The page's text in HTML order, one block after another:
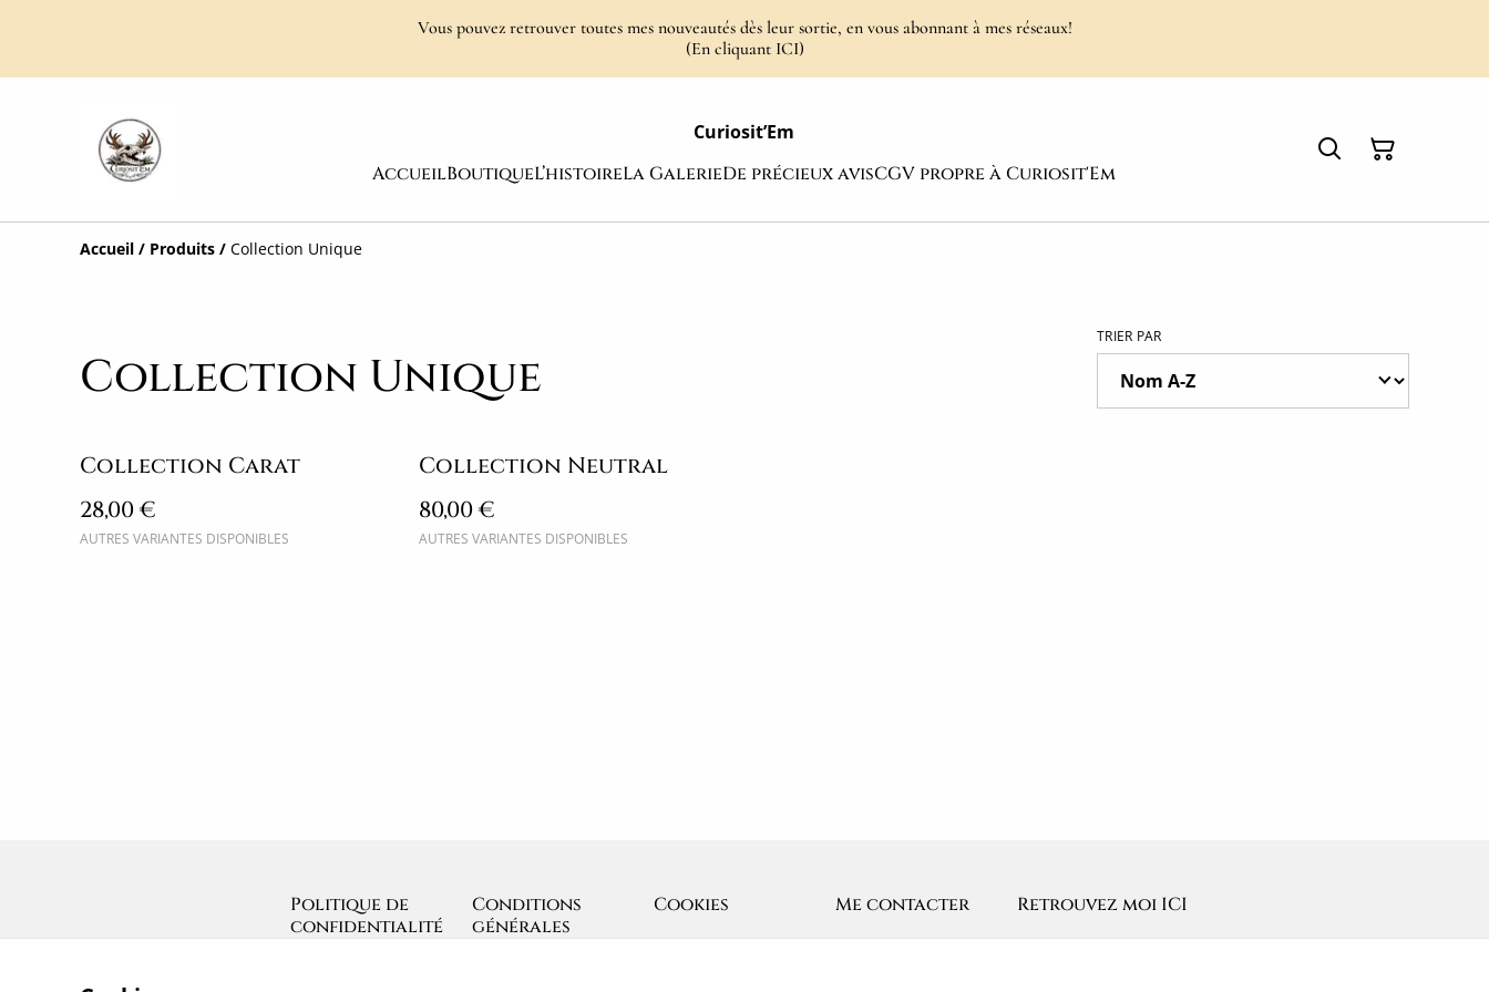
Vous pouvez retrouver toutes mes nouveautés dès leur sortie, en vous abonnant à mes réseaux!
(En cliquant ICI)
Curiosit’Em
AccueilBoutiqueL’histoireLa GalerieDe précieux avisCGV propre à Curiosit'Em
Accueil / Produits / Collection Unique
Collection Unique
TRIER PAR
Collection Carat
28,00 €
AUTRES VARIANTES DISPONIBLES
Collection Neutral
80,00 €
AUTRES VARIANTES DISPONIBLES
Politique de
confidentialité
Conditions
générales
Cookies Me contacter Retrouvez moi ICI